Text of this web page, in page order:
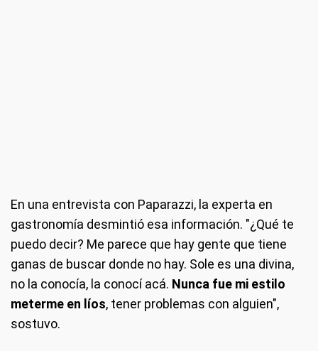
En una entrevista con Paparazzi, la experta en
gastronomía desmintió esa información. "¿Qué te
puedo decir? Me parece que hay gente que tiene
ganas de buscar donde no hay. Sole es una divina,
no la conocía, la conocí acá. Nunca fue mi estilo
meterme en líos, tener problemas con alguien",
sostuvo.